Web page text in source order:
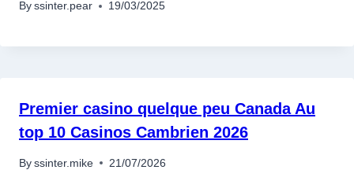
สินค้าตามแบรนด์
By ssinter.pear 19/03/2025
Premier casino quelque peu Canada Au
top 10 Casinos Cambrien 2026
By ssinter.mike 21/07/2026